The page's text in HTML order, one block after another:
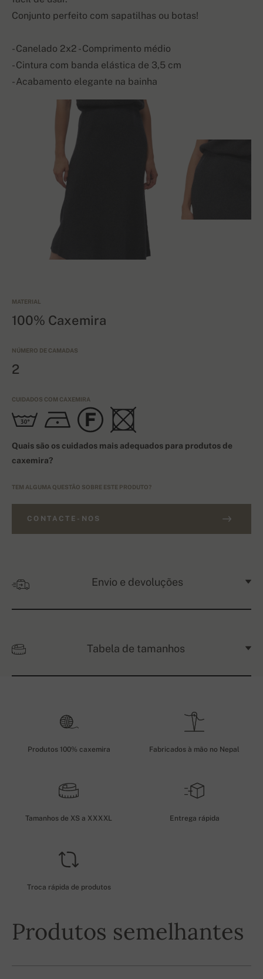
Conjunto perfeito com sapatilhas ou botas!
- Canelado 2x2 - Comprimento médio
- Cintura com banda elástica de 3,5 cm
- Acabamento elegante na bainha
MATERIAL
100% Caxemira
NÚMERO DE CAMADAS
2
CUIDADOS COM CAXEMIRA
Quais são os cuidados mais adequados para produtos de
caxemira?
TEM ALGUMA QUESTÃO SOBRE ESTE PRODUTO?
CONTACTE-NOS
Envio e devoluções
Tabela de tamanhos
Produtos 100% caxemira Fabricados à mão no Nepal
Tamanhos de XS a XXXXL Entrega rápida
Troca rápida de produtos
Produtos semelhantes